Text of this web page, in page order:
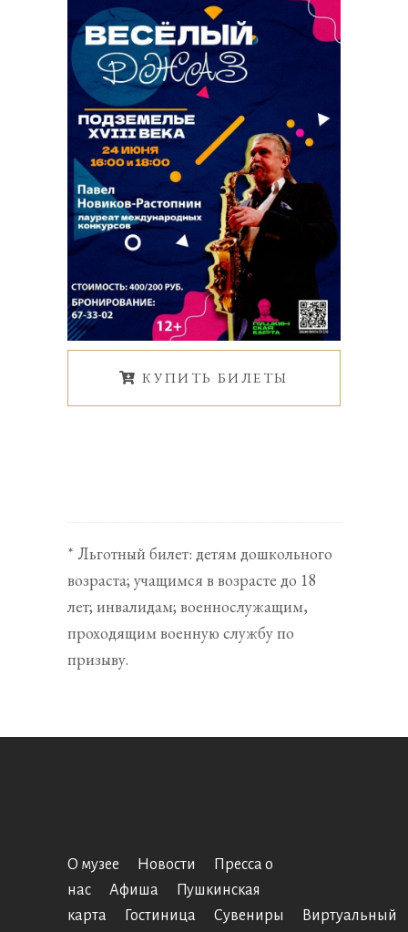
КУПИТЬ БИЛЕТЫ
* Льготный билет: детям дошкольного
возраста; учащимся в возрасте до 18
лет; инвалидам; военнослужащим,
проходящим военную службу по
призыву.
О музее Новости
Пресса о
нас
Афиша
Пушкинская
карта
Гостиница Сувениры
Виртуальный